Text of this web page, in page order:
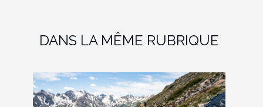
DANS LA MÊME RUBRIQUE